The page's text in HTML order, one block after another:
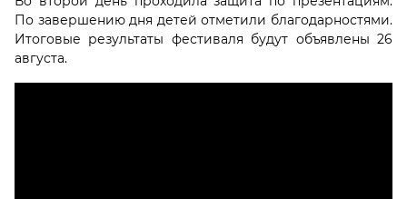
По завершению дня детей отметили благодарностями.
Итоговые результаты фестиваля будут объявлены 26
августа.